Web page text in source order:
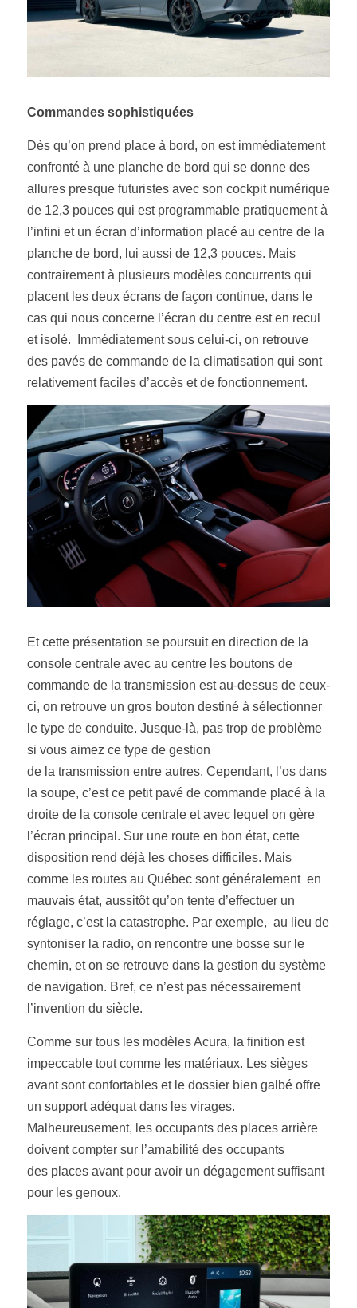
Commandes sophistiquées
Dès qu’on prend place à bord, on est immédiatement
confronté à une planche de bord qui se donne des
allures presque futuristes avec son cockpit numérique
de 12,3 pouces qui est programmable pratiquement à
l’infini et un écran d’information placé au centre de la
planche de bord, lui aussi de 12,3 pouces. Mais
contrairement à plusieurs modèles concurrents qui
placent les deux écrans de façon continue, dans le
cas qui nous concerne l’écran du centre est en recul
et isolé.  Immédiatement sous celui-ci, on retrouve
des pavés de commande de la climatisation qui sont
relativement faciles d’accès et de fonctionnement.
Et cette présentation se poursuit en direction de la
console centrale avec au centre les boutons de
commande de la transmission est au-dessus de ceux-
ci, on retrouve un gros bouton destiné à sélectionner
le type de conduite. Jusque-là, pas trop de problème
si vous aimez ce type de gestion
de la transmission entre autres. Cependant, l’os dans
la soupe, c’est ce petit pavé de commande placé à la
droite de la console centrale et avec lequel on gère
l’écran principal. Sur une route en bon état, cette
disposition rend déjà les choses difficiles. Mais
comme les routes au Québec sont généralement  en
mauvais état, aussitôt qu’on tente d’effectuer un
réglage, c’est la catastrophe. Par exemple,  au lieu de
syntoniser la radio, on rencontre une bosse sur le
chemin, et on se retrouve dans la gestion du système
de navigation. Bref, ce n’est pas nécessairement
l’invention du siècle.
Comme sur tous les modèles Acura, la finition est
impeccable tout comme les matériaux. Les sièges
avant sont confortables et le dossier bien galbé offre
un support adéquat dans les virages.
Malheureusement, les occupants des places arrière
doivent compter sur l’amabilité des occupants
des places avant pour avoir un dégagement suffisant
pour les genoux.